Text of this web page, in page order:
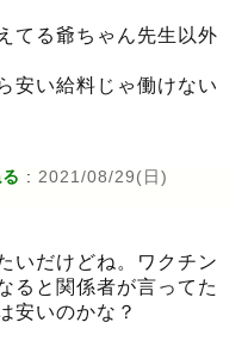
てる爺ちゃん先生以外
安い給料じゃ働けない
: 2021/08/29(日)
いだけどね。ワクチン
ると関係者が言ってた
安いのかな？